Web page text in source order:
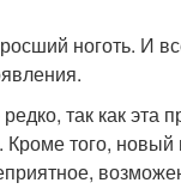
ноготь. И
так как эта
того, новый